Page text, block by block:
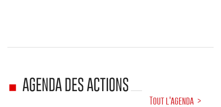
Tout l'agenda